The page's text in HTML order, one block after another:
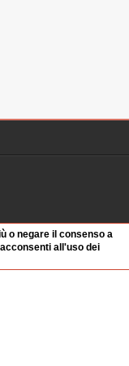
o negare il consenso a
all'uso dei